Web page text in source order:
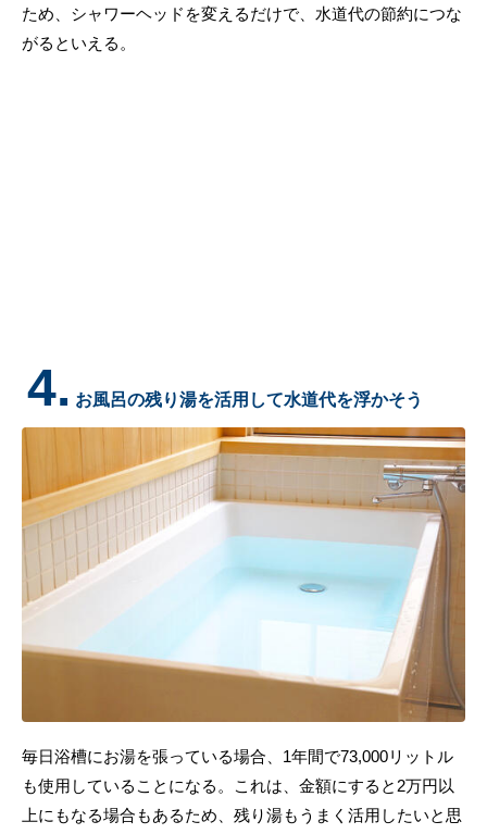
ため、シャワーヘッドを変えるだけで、水道代の節約につな
がるといえる。
4. お風呂の残り湯を活用して水道代を浮かそう
毎日浴槽にお湯を張っている場合、1年間で73,000リットル
も使用していることになる。これは、金額にすると2万円以
上にもなる場合もあるため、残り湯もうまく活用したいと思